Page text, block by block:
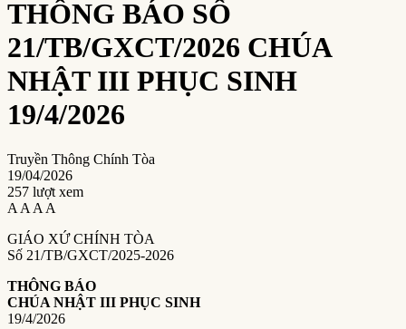
THÔNG BÁO SỐ
21/TB/GXCT/2026 CHÚA
NHẬT III PHỤC SINH
19/4/2026
Truyền Thông Chính Tòa
19/04/2026
257 lượt xem
A A A A
GIÁO XỨ CHÍNH TÒA
Số 21/TB/GXCT/2025-2026
THÔNG BÁO
CHÚA NHẬT III PHỤC SINH
19/4/2026